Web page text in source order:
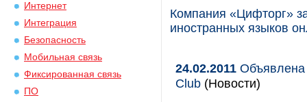
Интернет
Интеграция
Безопасность
Мобильная связь
Фиксированная связь
ПО
Компания «Цифторг»
иностранных языков
24.02.2011 Объявлена
Club (Новости)